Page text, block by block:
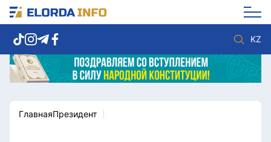
KZ
Новости столицы
ГлавнаяПрезидент